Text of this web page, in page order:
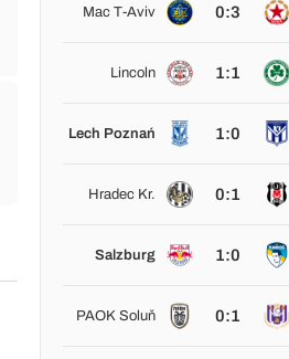
Mac T-Aviv 0:3
Lincoln 1:1
Lech Poznań 1:0
Hradec Kr. 0:1
Salzburg 1:0
PAOK Soluň 0:1